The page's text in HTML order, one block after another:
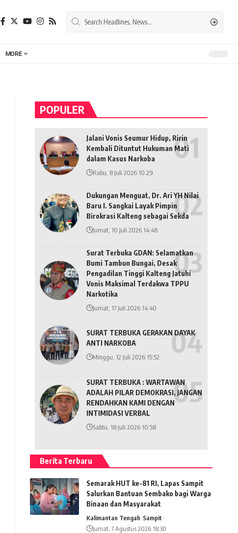
MORE
POPULER
Jalani Vonis Seumur Hidup, Ririn
Kembali Dituntut Hukuman Mati
dalam Kasus Narkoba
Rabu, 8 Juli 2026 10:29
Dukungan Menguat, Dr. Ari YH Nilai
Baru I. Sangkai Layak Pimpin
Birokrasi Kalteng sebagai Sekda
Jumat, 10 Juli 2026 14:48
Surat Terbuka GDAN: Selamatkan
Bumi Tambun Bungai, Desak
Pengadilan Tinggi Kalteng Jatuhi
Vonis Maksimal Terdakwa TPPU
Narkotika
Jumat, 17 Juli 2026 14:40
SURAT TERBUKA GERAKAN DAYAK
ANTI NARKOBA
Minggu, 12 Juli 2026 15:52
SURAT TERBUKA : WARTAWAN
ADALAH PILAR DEMOKRASI, JANGAN
RENDAHKAN KAMI DENGAN
INTIMIDASI VERBAL
Sabtu, 18 Juli 2026 10:58
Berita Terbaru
Semarak HUT ke-81 RI, Lapas Sampit
Salurkan Bantuan Sembako bagi Warga
Binaan dan Masyarakat
Kalimantan Tengah Sampit
Jumat, 7 Agustus 2026 18:30